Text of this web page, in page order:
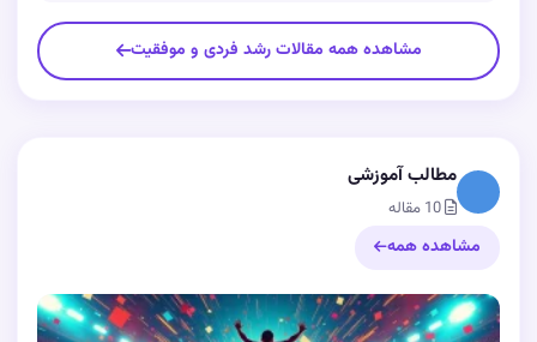
مشاهده همه مقالات رشد فردی و موفقیت
مطالب آموزشی
مشاهده همه